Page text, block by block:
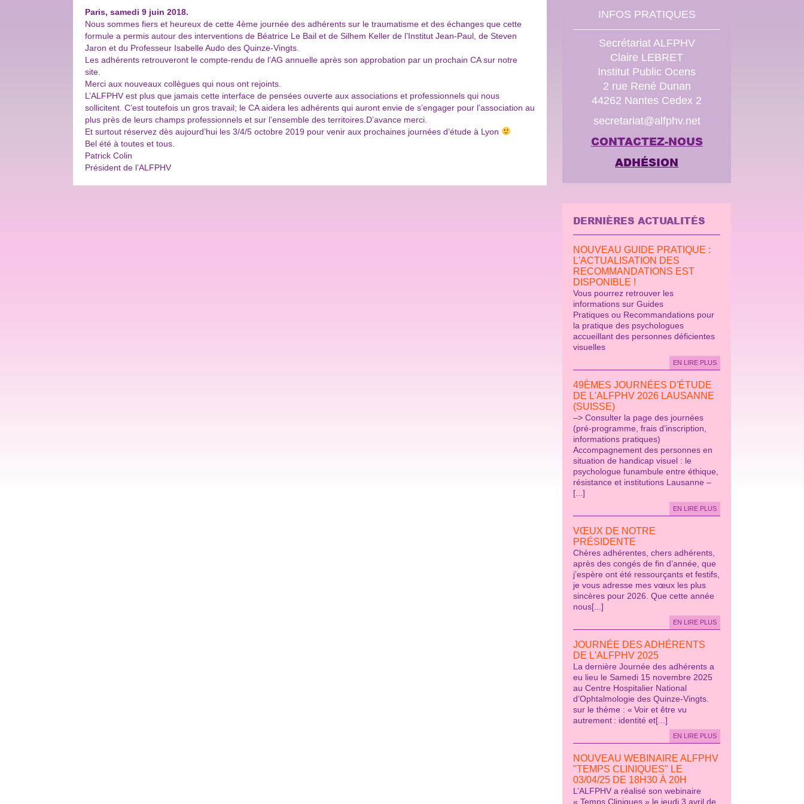
Paris, samedi 9 juin 2018.
Nous sommes fiers et heureux de cette 4ème journée des adhérents sur le traumatisme et des échanges que cette
formule a permis autour des interventions de Béatrice Le Bail et de Silhem Keller de l’Institut Jean-Paul, de Steven
Jaron et du Professeur Isabelle Audo des Quinze-Vingts.
Les adhérents retrouveront le compte-rendu de l’AG annuelle après son approbation par un prochain CA sur notre
site.
Merci aux nouveaux collègues qui nous ont rejoints.
L’ALFPHV est plus que jamais cette interface de pensées ouverte aux associations et professionnels qui nous
sollicitent. C’est toutefois un gros travail; le CA aidera les adhérents qui auront envie de s’engager pour l’association au
plus près de leurs champs professionnels et sur l’ensemble des territoires.D’avance merci.
Et surtout réservez dès aujourd’hui les 3/4/5 octobre 2019 pour venir aux prochaines journées d’étude à Lyon
Bel été à toutes et tous.
Patrick Colin
Président de l’ALFPHV
INFOS PRATIQUES
Secrétariat ALFPHV
Claire LEBRET
Institut Public Ocens
2 rue René Dunan
44262 Nantes Cedex 2
secretariat@alfphv.net
CONTACTEZ-NOUS
ADHÉSION
DERNIÈRES ACTUALITÉS
NOUVEAU GUIDE PRATIQUE :
L'ACTUALISATION DES
RECOMMANDATIONS EST
DISPONIBLE !
Vous pourrez retrouver les
informations sur Guides
Pratiques ou Recommandations pour
la pratique des psychologues
accueillant des personnes déficientes
visuelles
EN LIRE PLUS
49ÈMES JOURNÉES D'ÉTUDE
DE L'ALFPHV 2026 LAUSANNE
(SUISSE)
–> Consulter la page des journées
(pré-programme, frais d’inscription,
informations pratiques)
Accompagnement des personnes en
situation de handicap visuel : le
psychologue funambule entre éthique,
résistance et institutions Lausanne –
[...]
EN LIRE PLUS
VŒUX DE NOTRE
PRÉSIDENTE
Chères adhérentes, chers adhérents,
après des congés de fin d’année, que
j’espère ont été ressourçants et festifs,
je vous adresse mes vœux les plus
sincères pour 2026. Que cette année
nous[...]
EN LIRE PLUS
JOURNÉE DES ADHÉRENTS
DE L'ALFPHV 2025
La dernière Journée des adhérents a
eu lieu le Samedi 15 novembre 2025
au Centre Hospitalier National
d’Ophtalmologie des Quinze-Vingts.
sur le thème : « Voir et être vu
autrement : identité et[...]
EN LIRE PLUS
NOUVEAU WEBINAIRE ALFPHV
"TEMPS CLINIQUES" LE
03/04/25 DE 18H30 À 20H
L’ALFPHV a réalisé son webinaire
« Temps Cliniques » le jeudi 3 avril de